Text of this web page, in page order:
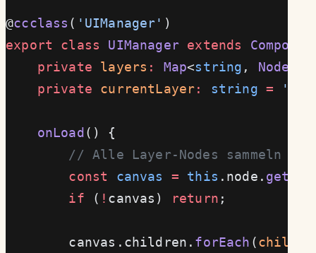
@ccclass ( 'UIManager' )
export class UIManager extends
    private
layers : Map<string , Node
    private
currentLayer: string =
    onLoad
() {
        // Alle Layer-Nodes sammeln
        const
canvas = this .node.
        if
( ! canvas) return ;
        canvas.children.
forEach (child